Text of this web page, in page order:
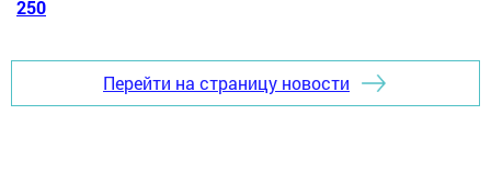
250
Перейти на страницу новости